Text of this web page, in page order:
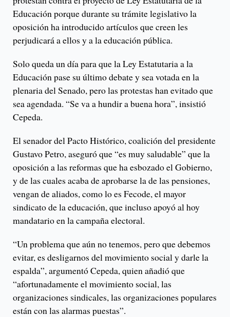
Educación porque durante su trámite legislativo la
oposición ha introducido artículos que creen les
perjudicará a ellos y a la educación pública.
Solo queda un día para que la Ley Estatutaria a la
Educación pase su último debate y sea votada en la
plenaria del Senado, pero las protestas han evitado que
sea agendada. “Se va a hundir a buena hora”, insistió
Cepeda.
El senador del Pacto Histórico, coalición del presidente
Gustavo Petro, aseguró que “es muy saludable” que la
oposición a las reformas que ha esbozado el Gobierno,
y de las cuales acaba de aprobarse la de las pensiones,
vengan de aliados, como lo es Fecode, el mayor
sindicato de la educación, que incluso apoyó al hoy
mandatario en la campaña electoral.
“Un problema que aún no tenemos, pero que debemos
evitar, es desligarnos del movimiento social y darle la
espalda”, argumentó Cepeda, quien añadió que
“afortunadamente el movimiento social, las
organizaciones sindicales, las organizaciones populares
están con las alarmas puestas”.